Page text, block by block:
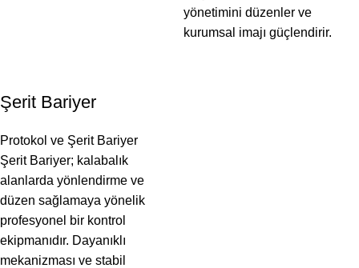
yönetimini düzenler ve
kurumsal imajı güçlendirir.
Şerit Bariyer
Protokol ve Şerit Bariyer
Şerit Bariyer; kalabalık
alanlarda yönlendirme ve
düzen sağlamaya yönelik
profesyonel bir kontrol
ekipmanıdır. Dayanıklı
mekanizması ve stabil